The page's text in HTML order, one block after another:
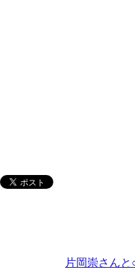
片岡崇さんと